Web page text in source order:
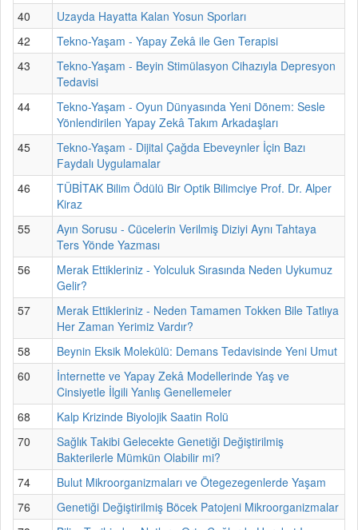
40
Uzayda Hayatta Kalan Yosun Sporları
42
Tekno-Yaşam - Yapay Zekâ ile Gen Terapisi
43
Tekno-Yaşam - Beyin Stimülasyon Cihazıyla Depresyon
Tedavisi
44
Tekno-Yaşam - Oyun Dünyasında Yeni Dönem: Sesle
Yönlendirilen Yapay Zekâ Takım Arkadaşları
45
Tekno-Yaşam - Dijital Çağda Ebeveynler İçin Bazı
Faydalı Uygulamalar
46
TÜBİTAK Bilim Ödülü Bir Optik Bilimciye Prof. Dr. Alper
Kiraz
55
Ayın Sorusu - Cücelerin Verilmiş Diziyi Aynı Tahtaya
Ters Yönde Yazması
56
Merak Ettikleriniz - Yolculuk Sırasında Neden Uykumuz
Gelir?
57
Merak Ettikleriniz - Neden Tamamen Tokken Bile Tatlıya
Her Zaman Yerimiz Vardır?
58
Beynin Eksik Molekülü: Demans Tedavisinde Yeni Umut
60
İnternette ve Yapay Zekâ Modellerinde Yaş ve
Cinsiyetle İlgili Yanlış Genellemeler
68
Kalp Krizinde Biyolojik Saatin Rolü
70
Sağlık Takibi Gelecekte Genetiği Değiştirilmiş
Bakterilerle Mümkün Olabilir mi?
74
Bulut Mikroorganizmaları ve Ötegezegenlerde Yaşam
76
Genetiği Değiştirilmiş Böcek Patojeni Mikroorganizmalar